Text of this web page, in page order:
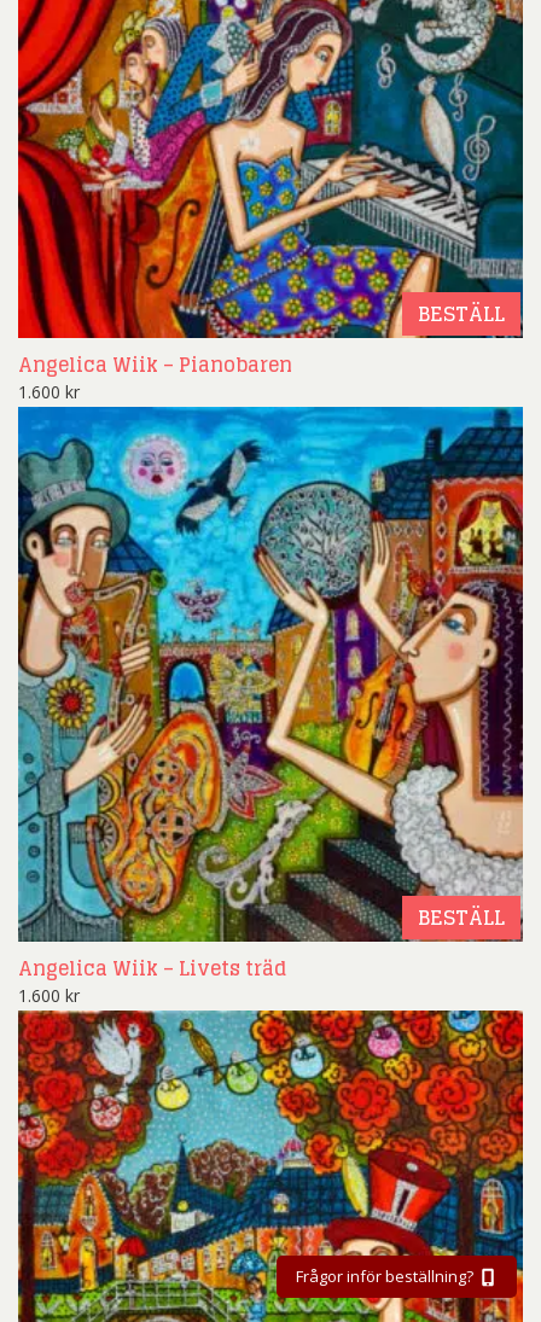
BESTÄLL
Angelica Wiik – Pianobaren
1.600 kr
BESTÄLL
Angelica Wiik – Livets träd
1.600 kr
Frågor inför beställning?